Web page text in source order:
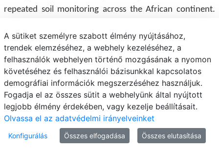
repeated soil monitoring across the African continent.
knowledge and information system of the Food,
Nutrition, Security and Sustainable Agriculture (FNSSA)
roadmap and will be hosted by an African institute. The
project will provide important support for innovations in
the agricultural sector in Africa and actively connect
organisations across Africa and Europe to promote
synergies and an open science approach.
A sütiket személyre szabott élmény nyújtásához,
trendek elemzéséhez, a webhely kezeléséhez, a
felhasználók webhelyen történő mozgásának a nyomon
követéséhez és felhasználói bázisunkkal kapcsolatos
demográfiai információk megszerzéséhez használjuk.
Fogadja el az összes sütit a webhelyünk által nyújtott
legjobb élmény érdekében, vagy kezelje beállításait.
Olvassa el az adatvédelmi irányelveinket
Konfigurálás Összes elfogadása Összes elutasítása